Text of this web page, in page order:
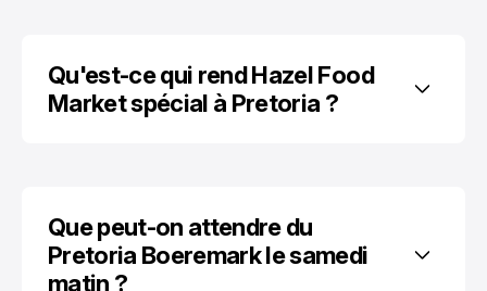
Qu'est-ce qui rend Hazel Food
Market spécial à Pretoria ?
Que peut-on attendre du
Pretoria Boeremark le samedi
matin ?